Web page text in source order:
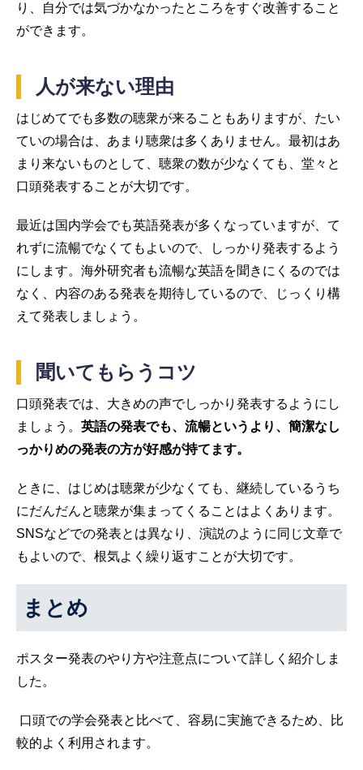
り、自分では気づかなかったところをすぐ改善すること
ができます。
人が来ない理由
はじめてでも多数の聴衆が来ることもありますが、たい
ていの場合は、あまり聴衆は多くありません。最初はあ
まり来ないものとして、聴衆の数が少なくても、堂々と
口頭発表することが大切です。
最近は国内学会でも英語発表が多くなっていますが、て
れずに流暢でなくてもよいので、しっかり発表するよう
にします。海外研究者も流暢な英語を聞きにくるのでは
なく、内容のある発表を期待しているので、じっくり構
えて発表しましょう。
聞いてもらうコツ
口頭発表では、大きめの声でしっかり発表するようにし
ましょう。 英語の発表でも、流暢というより、簡潔なし
っかりめの発表の方が好感が持てます。
ときに、はじめは聴衆が少なくても、継続しているうち
にだんだんと聴衆が集まってくることはよくあります。
SNSなどでの発表とは異なり、演説のように同じ文章で
もよいので、根気よく繰り返すことが大切です。
まとめ
ポスター発表のやり方や注意点について詳しく紹介しま
した。
口頭での学会発表と比べて、容易に実施できるため、比
較的よく利用されます。